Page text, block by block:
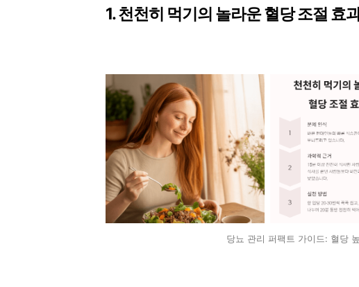
1. 천천히 먹기의 놀라운 혈당 조절 효
당뇨 관리 퍼팩트 가이드: 혈당